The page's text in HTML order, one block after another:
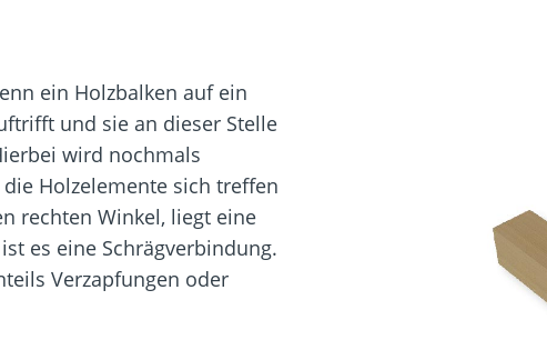
ein Holzbalken auf ein
und sie an dieser Stelle
wird nochmals
Holzelemente sich treffen
rechten Winkel, liegt eine
es eine Schrägverbindung.
Verzapfungen oder